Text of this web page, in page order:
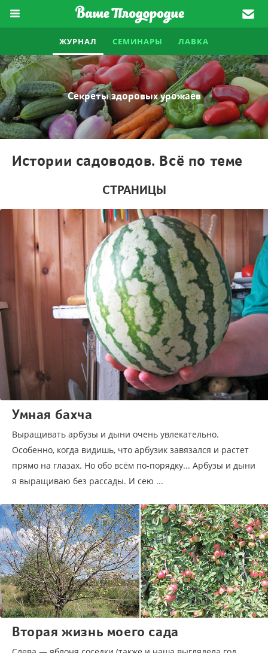
ЖУРНАЛ СЕМИНАРЫ ЛАВКА
Секреты здоровых урожаев
Истории садоводов. Всё по теме
СТРАНИЦЫ
Умная бахча
Выращивать арбузы и дыни очень увлекательно.
Особенно, когда видишь, что арбузик завязался и растет
прямо на глазах. Но обо всём по-порядку... Арбузы и дыни
я выращиваю без рассады. И сею ...
Вторая жизнь моего сада